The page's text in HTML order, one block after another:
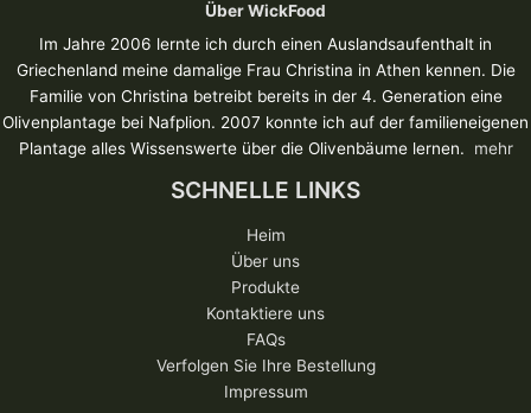
Über WickFood
Im Jahre 2006 lernte ich durch einen Auslandsaufenthalt in
Griechenland meine damalige Frau Christina in Athen kennen. Die
Familie von Christina betreibt bereits in der 4. Generation eine
Olivenplantage bei Nafplion. 2007 konnte ich auf der familieneigenen
Plantage alles Wissenswerte über die Olivenbäume lernen.
mehr
SCHNELLE LINKS
Heim
Über uns
Produkte
Kontaktiere uns
FAQs
Verfolgen Sie Ihre Bestellung
Impressum